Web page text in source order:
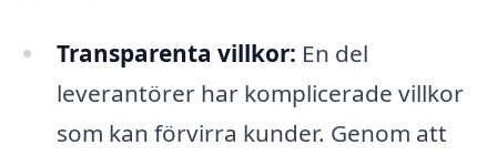
Transparenta villkor: En del
leverantörer har komplicerade villkor
som kan förvirra kunder. Genom att